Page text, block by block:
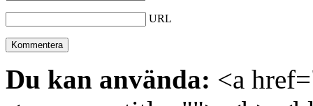
URL
Du kan använda: <a